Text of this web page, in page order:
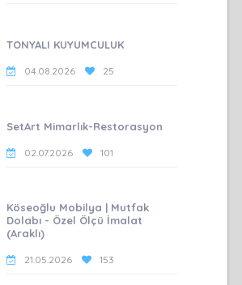
TONYALI KUYUMCULUK
04.08.2026 25
SetArt Mimarlık-Restorasyon
02.07.2026 101
Köseoğlu Mobilya | Mutfak
Dolabı - Özel Ölçü İmalat
(Araklı)
21.05.2026 153